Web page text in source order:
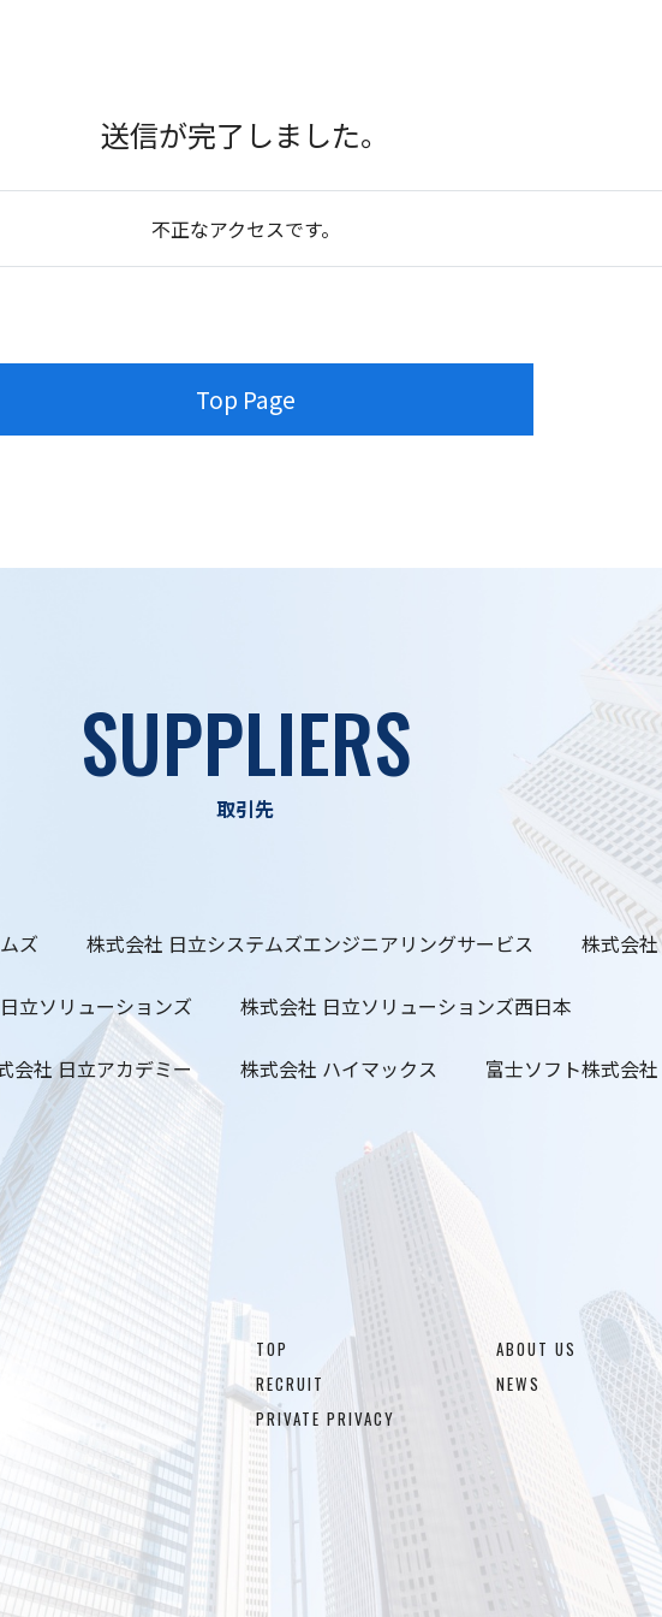
送信が完了しました。
不正なアクセスです。
Top Page
SUPPLIERS
取引先
ズ 株式会社 日立システムズエンジニアリングサービス 株式会
立ソリューションズ 株式会社 日立ソリューションズ西日本
会社 日立アカデミー 株式会社 ハイマックス 富士ソフト株式会社
TOP ABOUT US
RECRUIT
NEWS
PRIVATE PRIVACY